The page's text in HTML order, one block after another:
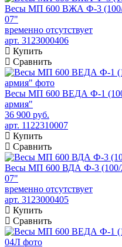
Весы МП 600 ВЖА Ф-3 (100/
07"
временно отсутствует
арт. 3123000406
Купить
Сравнить
Весы МП 600 ВЕДА Ф-1
армия"
36 900 руб.
арт. 1122310007
Купить
Сравнить
Весы МП 600 ВДА Ф-3 (100/
07"
временно отсутствует
арт. 3123000405
Купить
Сравнить